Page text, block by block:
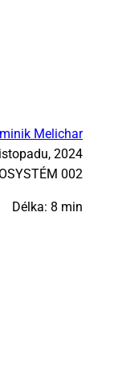
Melichar
2024
002
Délka: 8 min